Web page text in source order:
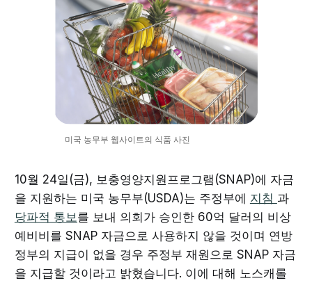
미국 농무부 웹사이트의 식품 사진
10월 24일(금), 보충영양지원프로그램(SNAP)에 자금
을 지원하는 미국 농무부(USDA)는 주정부에 지침 과
당파적 통보 를 보내 의회가 승인한 60억 달러의 비상
예비비를 SNAP 자금으로 사용하지 않을 것이며 연방
정부의 지급이 없을 경우 주정부 재원으로 SNAP 자금
을 지급할 것이라고 밝혔습니다. 이에 대해 노스캐롤